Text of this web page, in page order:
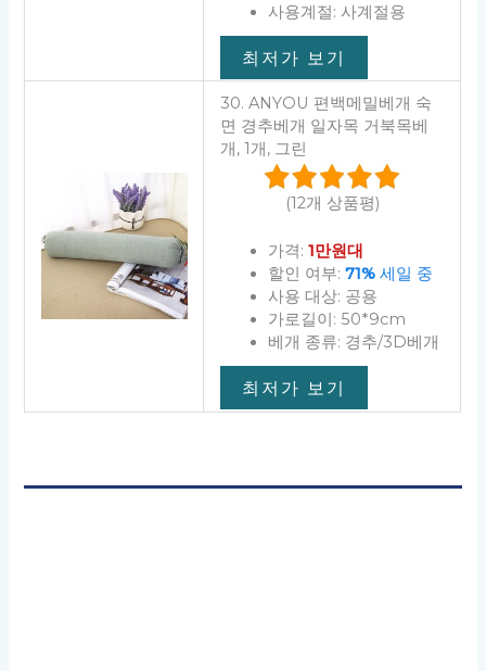
사용계절: 사계절용
최저가 보기
30. ANYOU 편백메밀베개 숙
면 경추베개 일자목 거북목베
개, 1개, 그린
(12개 상품평)
가격: 1만원대
할인 여부: 71%세일 중
사용 대상: 공용
가로길이: 50*9cm
베개 종류: 경추/3D베개
최저가 보기